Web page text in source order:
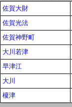
佐賀大財
佐賀光法
佐賀神野町
大川若津
早津江
大川
榎津